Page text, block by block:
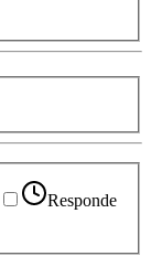
Responde